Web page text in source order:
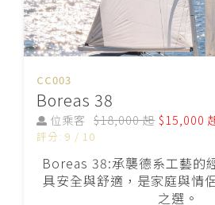
CC003
Boreas 38
位乘客 $18,000 起 $15,000
評分: 9 / 10
Boreas 38:承襲德系工藝的
具安全與舒適，是家庭與情
之選。